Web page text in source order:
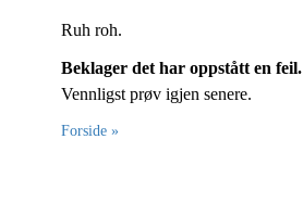
Ruh roh.
Beklager det har oppstått en feil.
Vennligst prøv igjen senere.
Forside »